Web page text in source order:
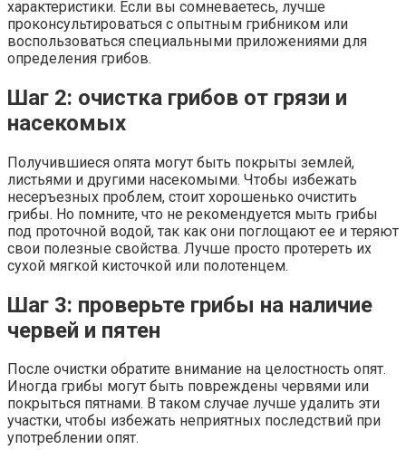
характеристики. Если вы сомневаетесь, лучше
проконсультироваться с опытным грибником или
воспользоваться специальными приложениями для
определения грибов.
Шаг 2: очистка грибов от грязи и
насекомых
Получившиеся опята могут быть покрыты землей,
листьями и другими насекомыми. Чтобы избежать
несеръезных проблем, стоит хорошенько очистить
грибы. Но помните, что не рекомендуется мыть грибы
под проточной водой, так как они поглощают ее и теряют
свои полезные свойства. Лучше просто протереть их
сухой мягкой кисточкой или полотенцем.
Шаг 3: проверьте грибы на наличие
червей и пятен
После очистки обратите внимание на целостность опят.
Иногда грибы могут быть повреждены червями или
покрыться пятнами. В таком случае лучше удалить эти
участки, чтобы избежать неприятных последствий при
употреблении опят.